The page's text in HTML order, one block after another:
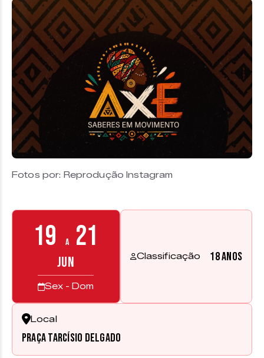
Fotos por: Reprodução Instagram
19 a 21
JUN
Sex - Dom
Classificação 18 anos
Local
Praça Tarcísio Delgado